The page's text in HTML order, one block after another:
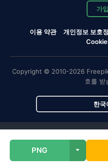
PNG
가
이용 약관 개인정보 보호
Copyright © 2010-2026
호를 받
한국